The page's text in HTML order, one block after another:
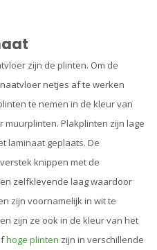
zijn de plinten. Om de
netjes af te werken
te nemen in de kleur van
Plakplinten zijn lage
laminaat geplaats. De
knippen met de
zelfklevende laag waardoor
zijn voornamelijk in wit te
zijn ze ook in de kleur van het
hoge plinten zijn in verschillende